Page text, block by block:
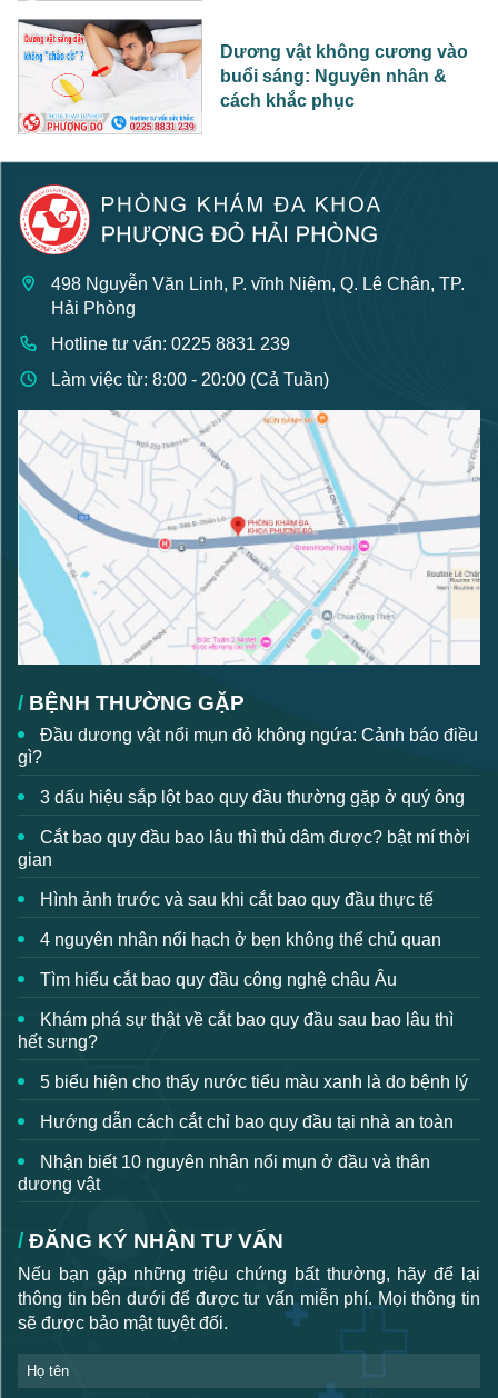
Dương vật không cương vào
buổi sáng: Nguyên nhân &
cách khắc phục
498 Nguyễn Văn Linh, P. vĩnh Niệm, Q. Lê Chân, TP.
Hải Phòng
Hotline tư vấn: 0225 8831 239
Làm việc từ: 8:00 - 20:00 (Cả Tuần)
BỆNH THƯỜNG GẶP
Đầu dương vật nổi mụn đỏ không ngứa: Cảnh báo điều
gì?
3 dấu hiệu sắp lột bao quy đầu thường gặp ở quý ông
Cắt bao quy đầu bao lâu thì thủ dâm được? bật mí thời
gian
Hình ảnh trước và sau khi cắt bao quy đầu thực tế
4 nguyên nhân nổi hạch ở bẹn không thể chủ quan
Tìm hiểu cắt bao quy đầu công nghệ châu Âu
Khám phá sự thật về cắt bao quy đầu sau bao lâu thì
hết sưng?
5 biểu hiện cho thấy nước tiểu màu xanh là do bệnh lý
Hướng dẫn cách cắt chỉ bao quy đầu tại nhà an toàn
Nhận biết 10 nguyên nhân nổi mụn ở đầu và thân
dương vật
ĐĂNG KÝ NHẬN TƯ VẤN
Nếu bạn gặp những triệu chứng bất thường, hãy để lại
thông tin bên dưới để được tư vấn miễn phí. Mọi thông tin
sẽ được bảo mật tuyệt đối.